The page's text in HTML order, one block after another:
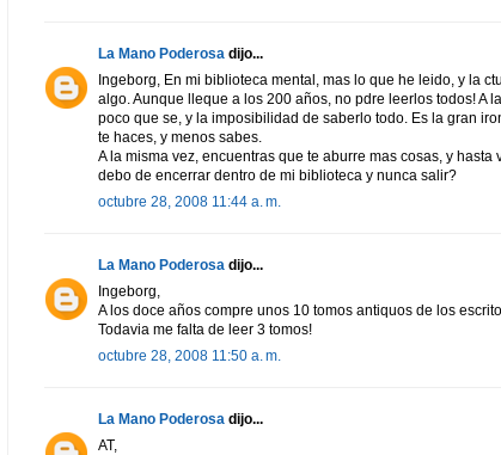
La Mano Poderosa dijo...
Ingeborg, En mi biblioteca mental, mas lo que he leido, y la
algo. Aunque lleque a los 200 años, no pdre leerlos todos! A
poco que se, y la imposibilidad de saberlo todo. Es la gran
te haces, y menos sabes.
A la misma vez, encuentras que te aburre mas cosas, y
debo de encerrar dentro de mi biblioteca y nunca salir?
octubre 28, 2008 11:44 a. m.
La Mano Poderosa dijo...
Ingeborg,
A los doce años compre unos 10 tomos antiquos de los
Todavia me falta de leer 3 tomos!
octubre 28, 2008 11:50 a. m.
La Mano Poderosa dijo...
AT,